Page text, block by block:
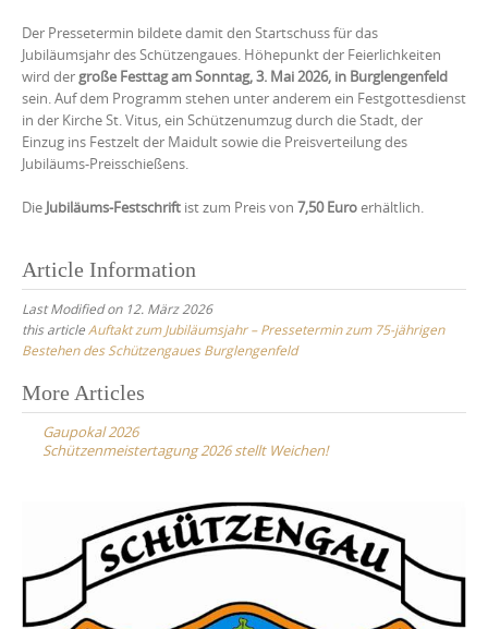
Der Pressetermin bildete damit den Startschuss für das
Jubiläumsjahr des Schützengaues. Höhepunkt der Feierlichkeiten
wird der große Festtag am Sonntag, 3. Mai 2026, in Burglengenfeld
sein. Auf dem Programm stehen unter anderem ein Festgottesdienst
in der Kirche St. Vitus, ein Schützenumzug durch die Stadt, der
Einzug ins Festzelt der Maidult sowie die Preisverteilung des
Jubiläums-Preisschießens.
Die Jubiläums-Festschrift ist zum Preis von 7,50 Euroerhältlich.
Article Information
Last Modified on 12. März 2026
this article Auftakt zum Jubiläumsjahr – Pressetermin zum 75-jährigen
Bestehen des Schützengaues Burglengenfeld
Post
navigation
More Articles
Gaupokal 2026
Schützenmeistertagung 2026 stellt Weichen!